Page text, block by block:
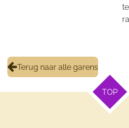
Terug naar alle garens
TOP